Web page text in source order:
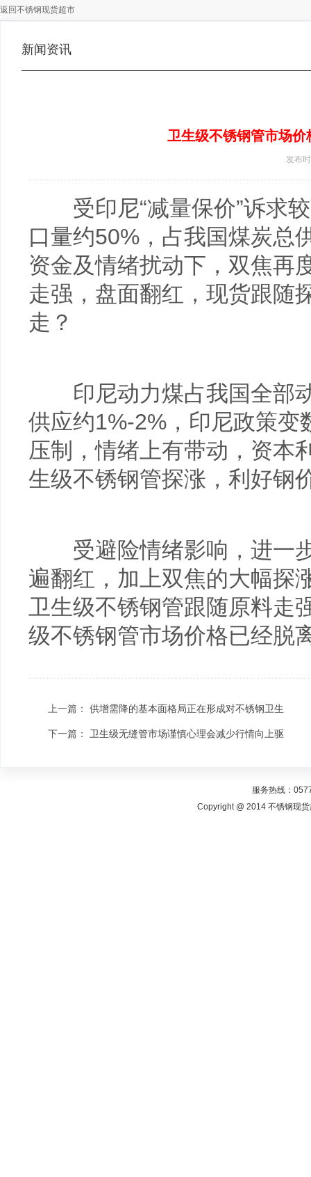
返回不锈钢现货超市
新闻资讯
卫生级不锈钢管市场
发布
受印尼“减量保价”诉求
口量约50%，占我国煤炭总
资金及情绪扰动下，双焦再
走强，盘面翻红，现货跟随
走？
印尼动力煤占我国全部
供应约1%-2%，印尼政策
压制，情绪上有带动，资本
生级不锈钢管探涨，利好钢
受避险情绪影响，进一
遍翻红，加上双焦的大幅探
卫生级不锈钢管跟随原料走
级不锈钢管市场价格已经脱
上一篇： 供增需降的基本面格局正在形成对不锈钢卫生
下一篇： 卫生级无缝管市场谨慎心理会减少行情向上驱
服务热线：
Copyright @ 2014 不锈钢现